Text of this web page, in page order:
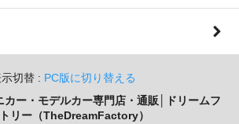
切替 : PC版に切り替える
カー・モデルカー専門店・通販│ドリームフ
リー（TheDreamFactory）